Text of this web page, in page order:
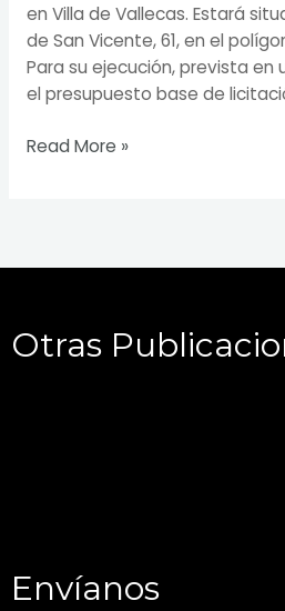
en Villa de Vallecas. Estará
de San Vicente, 61, en el
Para su ejecución, prevista en
el presupuesto base de
Read More »
Otras
Envíanos